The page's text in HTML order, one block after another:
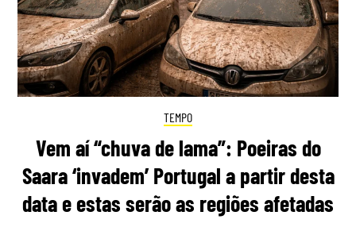
TEMPO
Vem aí “chuva de lama”: Poeiras do
Saara ‘invadem’ Portugal a partir desta
data e estas serão as regiões afetadas